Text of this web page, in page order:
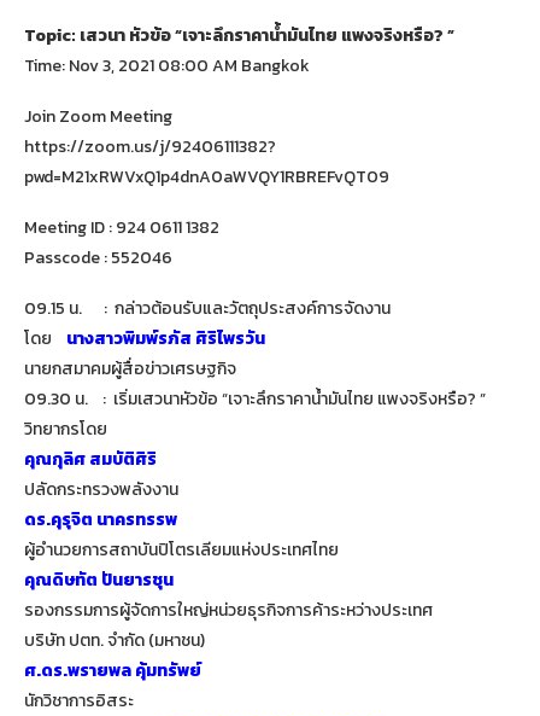
Topic: เสวนา หัวข้อ “เจาะลึกราคาน้ำมันไทย แพงจริงหรือ? ”
Time: Nov 3, 2021 08:00 AM Bangkok
Join Zoom Meeting
https://zoom.us/j/92406111382?
pwd=M21xRWVxQ1p4dnA0aWVQY1RBREFvQT09
Meeting ID : 924 0611 1382
Passcode : 552046
09.15 น. : กล่าวต้อนรับและวัตถุประสงค์การจัดงาน
โดย นางสาวพิมพ์รภัส ศิริไพรวัน
นายกสมาคมผู้สื่อข่าวเศรษฐกิจ
09.30 น. : เริ่มเสวนาหัวข้อ “เจาะลึกราคาน้ำมันไทย แพงจริงหรือ? ”
วิทยากรโดย
คุณกุลิศ สมบัติศิริ
ปลัดกระทรวงพลังงาน
ดร.คุรุจิต นาครทรรพ
ผู้อำนวยการสถาบันปิโตรเลียมแห่งประเทศไทย
คุณดิษทัต ปันยารชุน
รองกรรมการผู้จัดการใหญ่หน่วยธุรกิจการค้าระหว่างประเทศ
บริษัท ปตท. จำกัด (มหาชน)
ศ.ดร.พรายพล คุ้มทรัพย์
นักวิชาการอิสระ